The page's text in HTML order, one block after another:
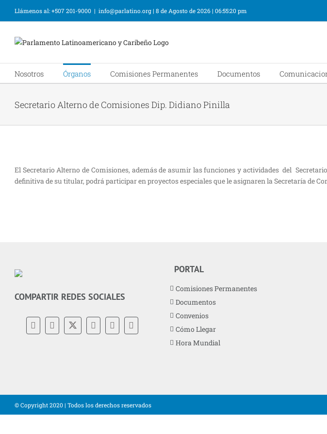
Llámenos al: +507 201-9000 | info@parlatino.org| 8 de Agosto de 2026| 06:55:20 pm
Nosotros Órganos Comisiones Permanentes Documentos
Secretario Alterno de Comisiones Dip. Didiano Pinilla
El Secretario Alterno de Comisiones, además de asumir las funciones y actividades del
definitiva de su titular, podrá participar en proyectos especiales que le asignaren la Secretaría de
COMPARTIR REDES SOCIALES
PORTAL
Comisiones Permanentes
Documentos
Convenios
Cómo Llegar
Hora Mundial
© Copyright 2020 | Todos los derechos reservados